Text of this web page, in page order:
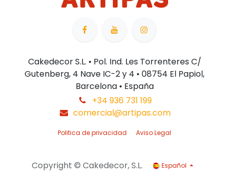
Cakedecor S.L. • Pol. Ind. Les Torrenteres C/
Gutenberg, 4 Nave IC-2 y 4 • 08754 El Papiol,
Barcelona • España
+34 936 731 199
comercial@artipas.com
Politica de privacidad Aviso Legal
Copyright © Cakedecor, S.L. Español